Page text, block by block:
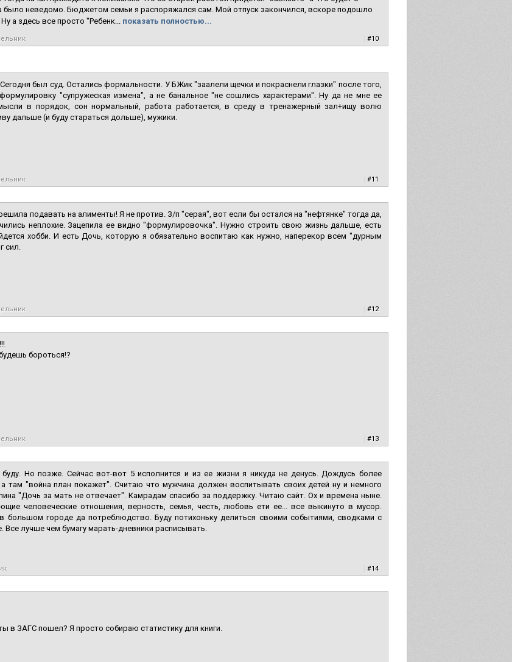
было неведомо. Бюджетом семьи я распоряжался сам. Мой отпуск закончился, вскоре подошло
а здесь все просто "Ребенк... показать полностью...
#10
был суд. Остались формальности. У БЖик "заалели щечки и покраснели глазки" после того,
"супружеская измена", а не банальное "не сошлись характерами". Ну да не мне ее
в порядок, сон нормальный, работа работается, в среду в тренажерный зал+ищу волю
дальше (и буду стараться дольше), мужики.
#11
подавать на алименты! Я не против. З/п "серая", вот если бы остался на "нефтянке" тогда да,
неплохие. Зацепила ее видно "формулировочка". Нужно строить свою жизнь дальше, есть
хобби. И есть Дочь, которую я обязательно воспитаю как нужно, наперекор всем "дурным
сил.
#12
бороться!?
#13
Но позже. Сейчас вот-вот 5 исполнится и из ее жизни я никуда не денусь. Дождусь более
там "война план покажет". Считаю что мужчина должен воспитывать своих детей ну и немного
"Дочь за мать не отвечает". Камрадам спасибо за поддержку. Читаю сайт. Ох и времена ныне.
человеческие отношения, верность, семья, честь, любовь ети ее... все выкинуто в мусор.
большом городе да потреблюдство. Буду потихоньку делиться своими событиями, сводками с
Все лучше чем бумагу марать-дневники расписывать.
#14
в ЗАГС пошел? Я просто собираю статистику для книги.